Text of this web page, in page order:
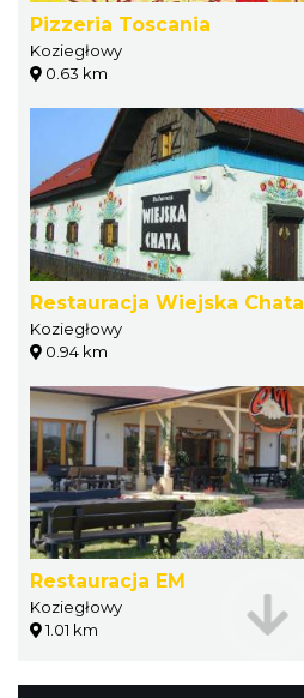
Pizzeria Toscania
Koziegłowy
0.63 km
Restauracja Wiejska Chata
Koziegłowy
0.94 km
Restauracja EM
Koziegłowy
1.01 km